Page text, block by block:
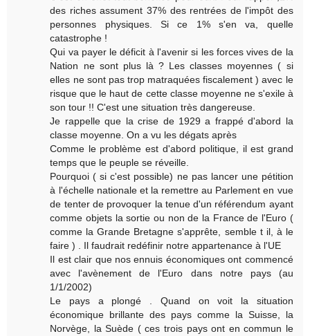
des riches assument 37% des rentrées de l'impôt des
personnes physiques. Si ce 1% s'en va, quelle
catastrophe !
Qui va payer le déficit à l'avenir si les forces vives de la
Nation ne sont plus là ? Les classes moyennes ( si
elles ne sont pas trop matraquées fiscalement ) avec le
risque que le haut de cette classe moyenne ne s'exile à
son tour !! C'est une situation très dangereuse.
Je rappelle que la crise de 1929 a frappé d'abord la
classe moyenne. On a vu les dégats après
Comme le problème est d'abord politique, il est grand
temps que le peuple se réveille.
Pourquoi ( si c'est possible) ne pas lancer une pétition
à l'échelle nationale et la remettre au Parlement en vue
de tenter de provoquer la tenue d'un référendum ayant
comme objets la sortie ou non de la France de l'Euro (
comme la Grande Bretagne s'apprête, semble t il, à le
faire ) . Il faudrait redéfinir notre appartenance à l'UE
Il est clair que nos ennuis économiques ont commencé
avec l'avènement de l'Euro dans notre pays (au
1/1/2002)
Le pays a plongé . Quand on voit la situation
économique brillante des pays comme la Suisse, la
Norvège, la Suède ( ces trois pays ont en commun le